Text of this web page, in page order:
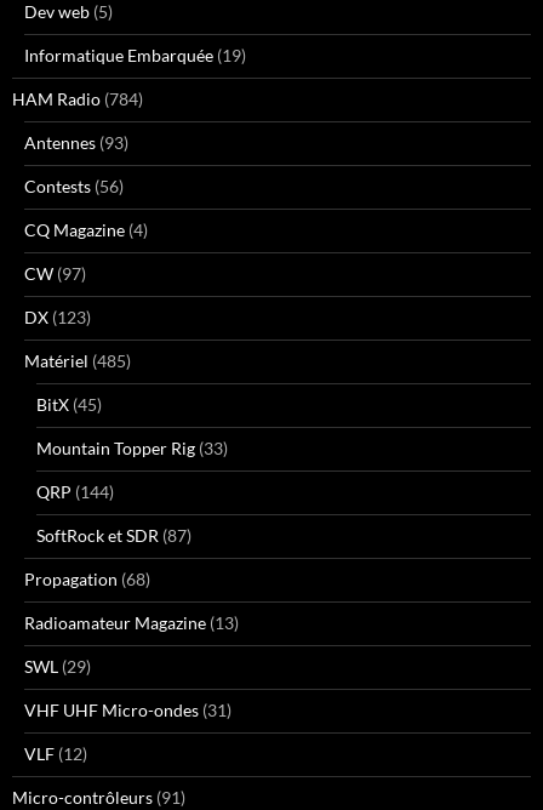
Dev web (5)
Informatique Embarquée (19)
HAM Radio (784)
Antennes (93)
Contests (56)
CQ Magazine (4)
CW (97)
DX (123)
Matériel (485)
BitX (45)
Mountain Topper Rig (33)
QRP (144)
SoftRock et SDR (87)
Propagation (68)
Radioamateur Magazine (13)
SWL (29)
VHF UHF Micro-ondes (31)
VLF (12)
Micro-contrôleurs (91)